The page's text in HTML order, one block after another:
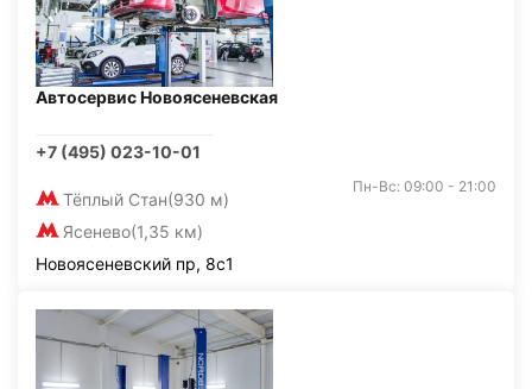
Автосервис Новоясеневская
+7 (495) 023-10-01
Тёплый Стан(930 м)
Ясенево(1,35 км)
Пн-Вс: 09:00 - 21:00
Новоясеневский пр, 8с1